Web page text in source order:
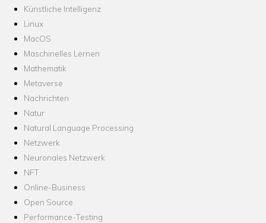
Künstliche Intelligenz
Linux
MacOS
Maschinelles Lernen
Mathematik
Metaverse
Nachrichten
Natur
Natural Language Processing
Netzwerk
Neuronales Netzwerk
NFT
Online-Business
Open Source
Performance-Testing